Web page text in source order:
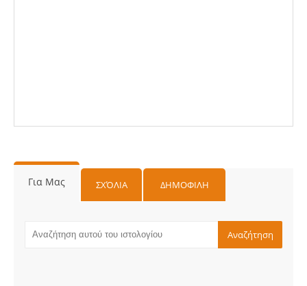
Για Μας ΣΧΌΛΙΑ ΔΗΜΟΦΙΛΗ